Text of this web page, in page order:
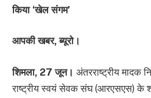
किया ‘खेल संगम’
आपकी खबर, ब्यूरो।
शिमला, 27 जून। अंतरराष्ट्रीय मादक
राष्ट्रीय स्वयं सेवक संघ (आरएसएस) के